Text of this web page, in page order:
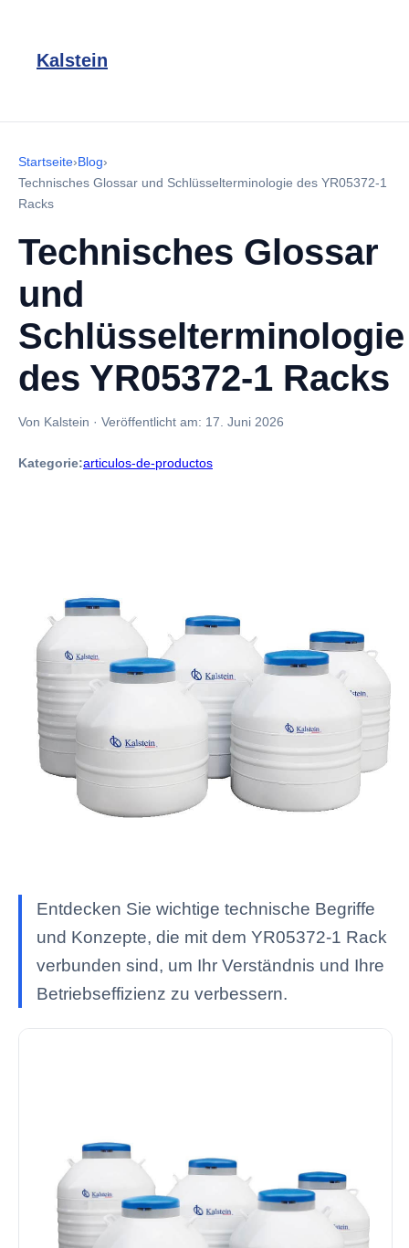
Kalstein
Startseite›Blog›
Technisches Glossar und Schlüsselterminologie des YR05372-1
Racks
Technisches Glossar
und
Schlüsselterminologie
des YR05372-1 Racks
Von Kalstein · Veröffentlicht am: 17. Juni 2026
Kategorie:articulos-de-productos
Entdecken Sie wichtige technische Begriffe
und Konzepte, die mit dem YR05372-1 Rack
verbunden sind, um Ihr Verständnis und Ihre
Betriebseffizienz zu verbessern.